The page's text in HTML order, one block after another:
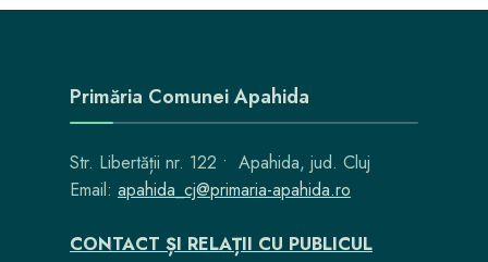
Primăria Comunei Apahida
Str. Libertății nr. 122 • Apahida, jud. Cluj
Email: apahida_cj@primaria-apahida.ro
CONTACT ȘI RELAȚII CU PUBLICUL